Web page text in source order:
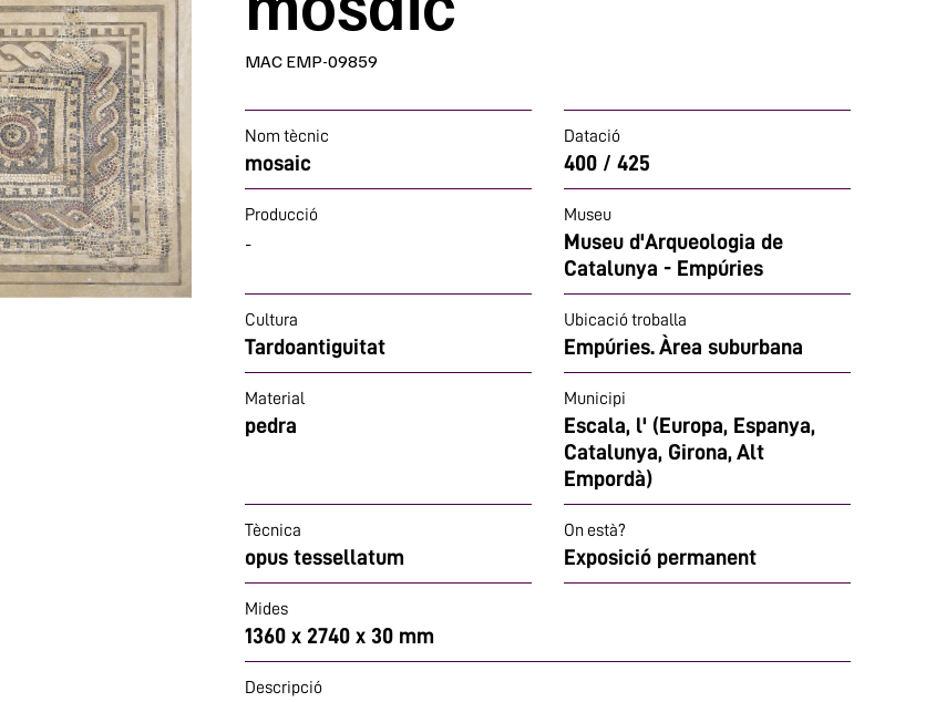
MAC EMP-09859
Nom tècnic
mosaic
Datació
400 / 425
Producció
-
Museu
Museu d'Arqueologia de
Catalunya - Empúries
Cultura
Tardoantiguitat
Ubicació troballa
Empúries. Àrea suburbana
Material
pedra
Municipi
Escala, l' (Europa, Espanya,
Catalunya, Girona, Alt
Empordà)
Tècnica
opus tessellatum
On està?
Exposició permanent
Mides
1360 x 2740 x 30 mm
Descripció